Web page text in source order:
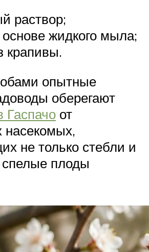
раствор;
жидкого мыла;
крапивы.
опытные
оберегают
Гаспачо от
насекомых,
не только стебли и
плоды